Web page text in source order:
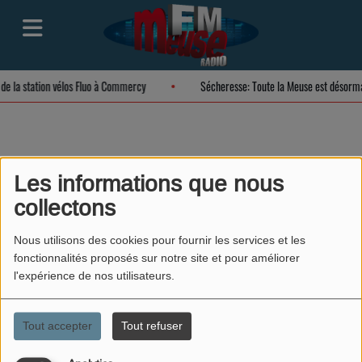
Les informations que nous
collectons
Nous utilisons des cookies pour fournir les services et les
fonctionnalités proposés sur notre site et pour améliorer
l'expérience de nos utilisateurs.
Tout accepter Tout refuser
la station vélos Fluo à Commercy Sécheresse: Toute la Meuse est